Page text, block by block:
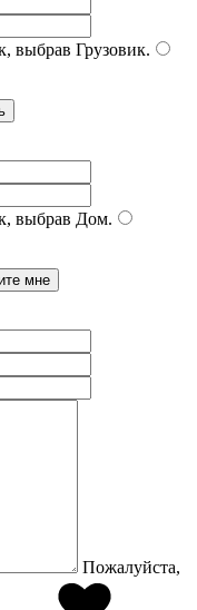
выбрав Грузовик.
выбрав Дом.
Пожалуйста,